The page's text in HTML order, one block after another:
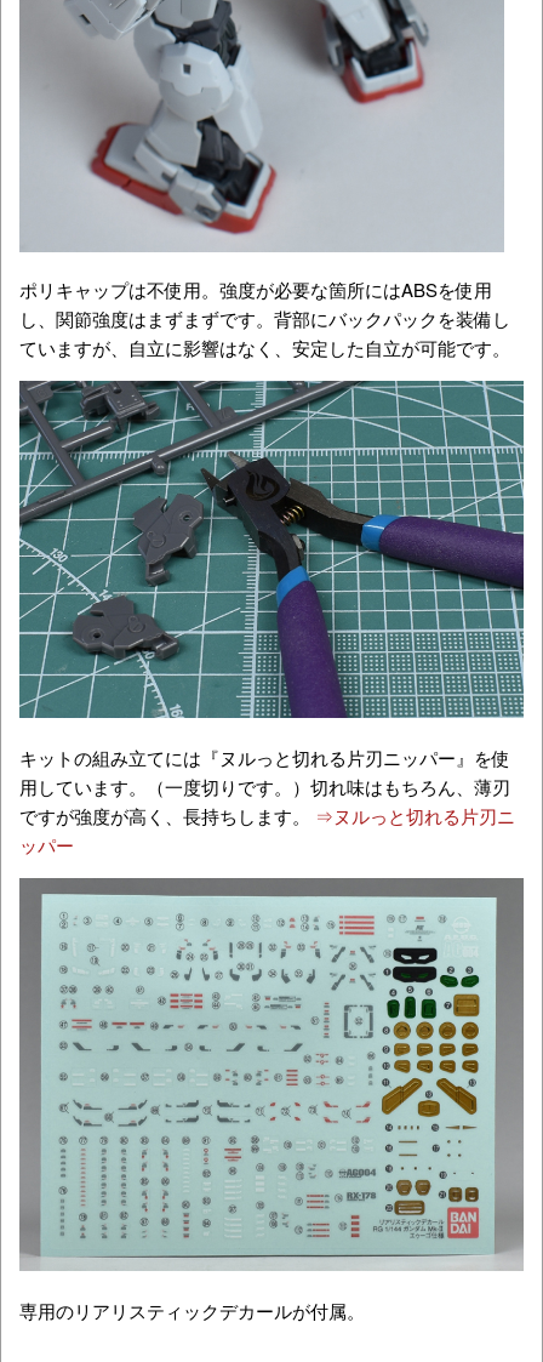
ポリキャップは不使用。強度が必要な箇所にはABSを使用
し、関節強度はまずまずです。背部にバックパックを装備し
ていますが、自立に影響はなく、安定した自立が可能です。
キットの組み立てには『ヌルっと切れる片刃ニッパー』を使
用しています。（一度切りです。）切れ味はもちろん、薄刃
ですが強度が高く、長持ちします。 ⇒ヌルっと切れる片刃ニ
ッパー
専用のリアリスティックデカールが付属。